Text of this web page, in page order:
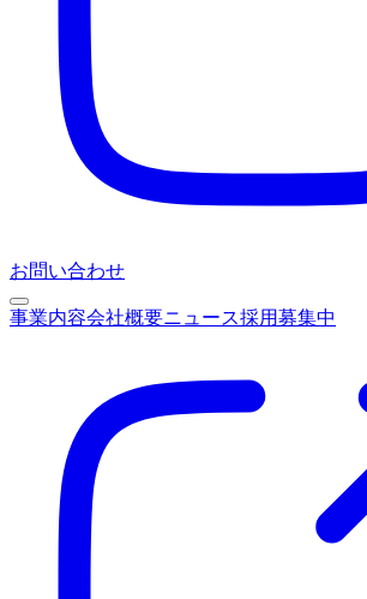
お問い合わせ
事業内容会社概要ニュース採用募集中